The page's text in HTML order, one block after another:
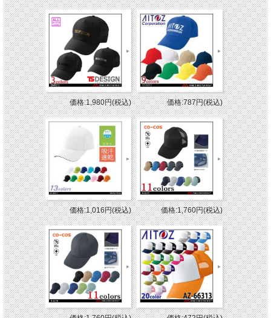
価格:1,980円(税込) 価格:787円(税込)
価格:1,016円(税込) 価格:1,760円(税込)